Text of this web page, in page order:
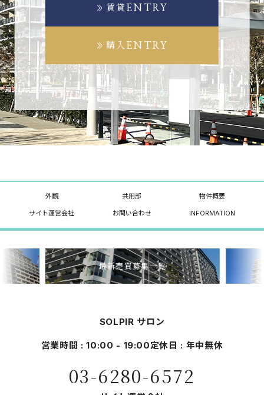
賃貸 ENTRY
購入 ENTRY
外観 共用部 物件概要
サイト運営会社 お問い合わせ INFORMATION
最新売買募集一覧
SOLPIR サロン
営業時間 : 10:00 - 19:00定休日 : 年中無休
03-6280-6572